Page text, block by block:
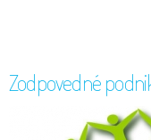
Zodpovedné